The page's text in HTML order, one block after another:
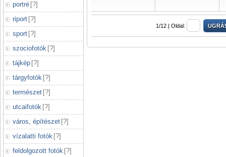
portré [?]
riport [?]
sport [?]
szociofotók [?]
tájkép [?]
tárgyfotók [?]
természet [?]
utcaifotók [?]
város, építészet [?]
vízalatti fotók [?]
feldolgozott fotók [?]
1/12 | Oldal: